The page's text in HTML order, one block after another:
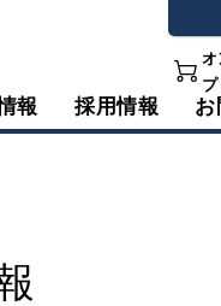
オ
プ
報 採用情報 お